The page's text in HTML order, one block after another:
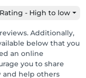
Rating - High to low
Additionally,
below that you
an online
you to share
and help others